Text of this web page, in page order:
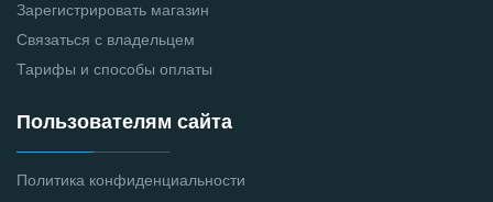
Зарегистрировать магазин
Связаться с владельцем
Тарифы и способы оплаты
Пользователям сайта
Политика конфиденциальности